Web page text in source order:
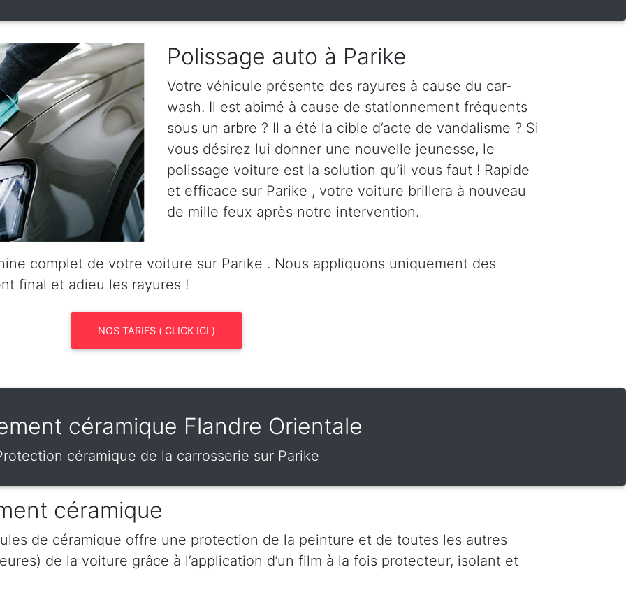
Polissage auto à Parike
Votre véhicule présente des rayures à cause du car-
wash. Il est abimé à cause de stationnement fréquents
sous un arbre ? Il a été la cible d’acte de vandalisme ? Si
vous désirez lui donner une nouvelle jeunesse, le
polissage voiture est la solution qu’il vous faut ! Rapide
et efficace sur Parike , votre voiture brillera à nouveau
de mille feux après notre intervention.
complet de votre voiture sur Parike . Nous appliquons uniquement des
final et adieu les rayures !
NOS TARIFS ( CLICK ICI )
céramique Flandre Orientale
céramique de la carrosserie sur Parike
céramique
de céramique offre une protection de la peinture et de toutes les autres
de la voiture grâce à l’application d’un film à la fois protecteur, isolant et